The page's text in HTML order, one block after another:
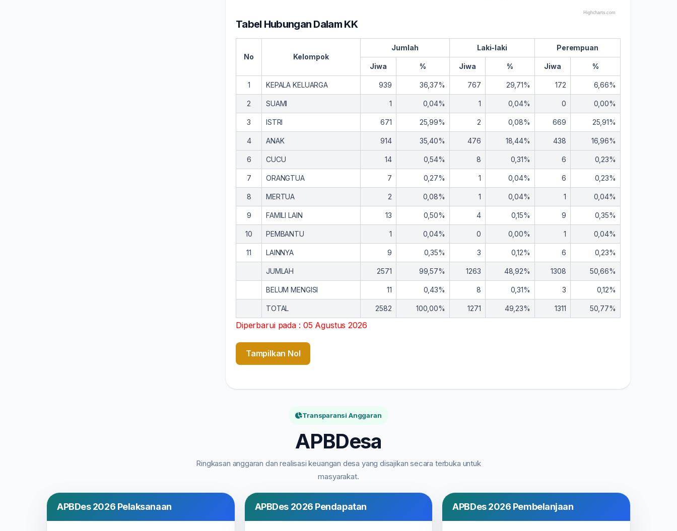
Highcharts.com
End of interactive chart.
Tabel Hubungan Dalam KK
No Kelompok
Jumlah Laki-laki Perempuan
Jiwa % Jiwa % Jiwa %
1 KEPALA KELUARGA 939 36,37% 767 29,71% 172 6,66%
2 SUAMI 1 0,04% 1 0,04% 0 0,00%
3 ISTRI 671 25,99% 2 0,08% 669 25,91%
4 ANAK 914 35,40% 476 18,44% 438 16,96%
6 CUCU 14 0,54% 8 0,31% 6 0,23%
7 ORANGTUA 7 0,27% 1 0,04% 6 0,23%
8 MERTUA 2 0,08% 1 0,04% 1 0,04%
9 FAMILI LAIN 13 0,50% 4 0,15% 9 0,35%
10 PEMBANTU 1 0,04% 0 0,00% 1 0,04%
11 LAINNYA 9 0,35% 3 0,12% 6 0,23%
JUMLAH 2571 99,57% 1263 48,92% 1308 50,66%
BELUM MENGISI 11 0,43% 8 0,31% 3 0,12%
TOTAL 2582 100,00% 1271 49,23% 1311 50,77%
Diperbarui pada : 05 Agustus 2026
Tampilkan Nol
Transparansi Anggaran
APBDesa
Ringkasan anggaran dan realisasi keuangan desa yang disajikan secara terbuka untuk
masyarakat.
APBDes 2026 Pelaksanaan APBDes 2026 Pendapatan APBDes 2026 Pembelanjaan